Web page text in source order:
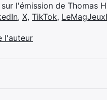
l'émission de Thomas
, X, TikTok,
l'auteur